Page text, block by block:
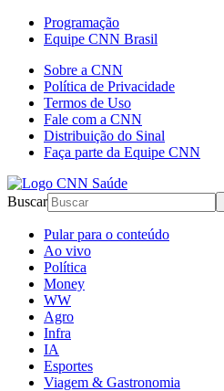
Programação
Equipe CNN Brasil
Sobre a CNN
Política de Privacidade
Termos de Uso
Fale com a CNN
Distribuição do Sinal
Faça parte da Equipe CNN
Buscar
Pular para o conteúdo
Ao vivo
Política
Money
WW
Agro
Infra
IA
Esportes
Viagem & Gastronomia